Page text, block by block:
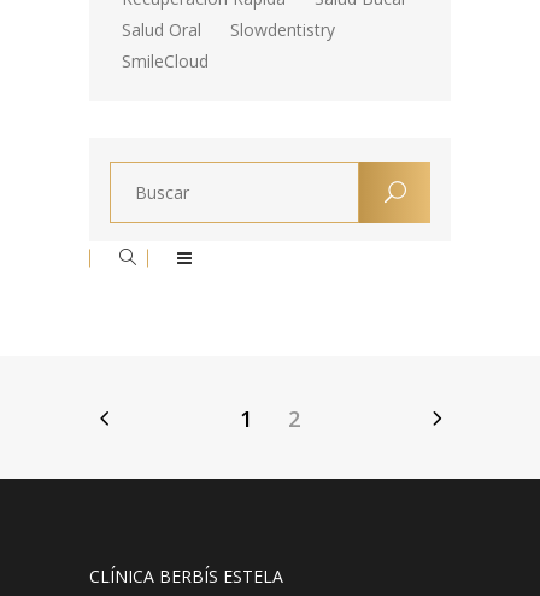
Salud Oral
Slowdentistry
SmileCloud
1 2
CLÍNICA BERBÍS ESTELA